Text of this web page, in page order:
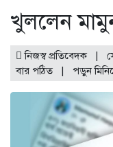
খুললেন
নিজস্ব প্রতিবেদক
বার পঠিত
| পড়ুন